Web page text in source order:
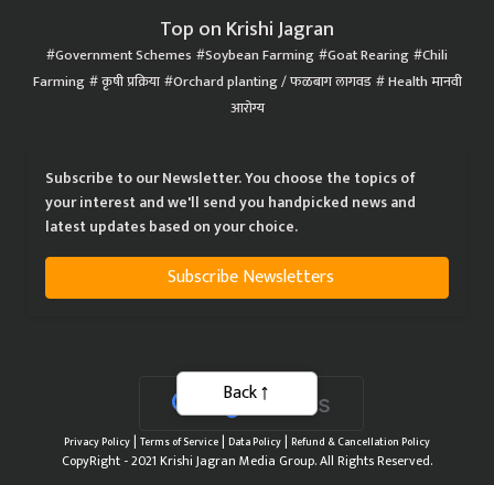
Top on Krishi Jagran
Government Schemes Soybean Farming Goat Rearing Chili
Farming कृषी प्रक्रिया Orchard planting / फळबाग लागवड Health मानवी
आरोग्य
Subscribe to our Newsletter. You choose the topics of
your interest and we'll send you handpicked news and
latest updates based on your choice.
Subscribe Newsletters
Privacy Policy| Terms of Service| Data Policy| Refund & Cancellation Policy
CopyRight - 2021 Krishi Jagran Media Group. All Rights Reserved.
Back